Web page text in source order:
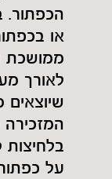
או
ממושכת
לאורך
על